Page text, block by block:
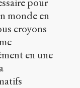
pour
monde en
croyons
en une